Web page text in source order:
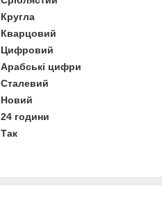
Кругла
Кварцовий
Цифровий
Арабські цифри
Сталевий
Новий
24 години
Так